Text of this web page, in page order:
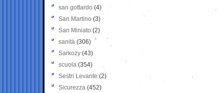
san gottardo (4)
San Martino (3)
San Miniato (2)
sanità (306)
Sarkozy (43)
scuola (354)
Sestri Levante (2)
Sicurezza (452)